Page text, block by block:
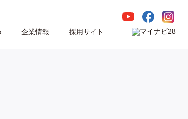
企業情報 採用サイト